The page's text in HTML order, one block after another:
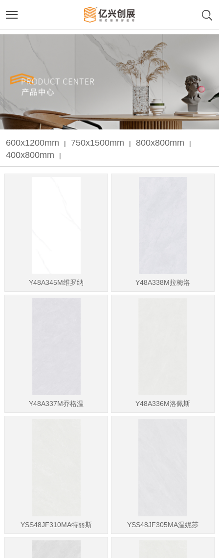
600x1200mm | 750x1500mm | 800x800mm |
400x800mm |
Y48A345M维罗纳 Y48A338M拉梅洛
Y48A337M乔格温 Y48A336M洛佩斯
YSS48JF310MA特丽斯 YSS48JF305MA温妮莎